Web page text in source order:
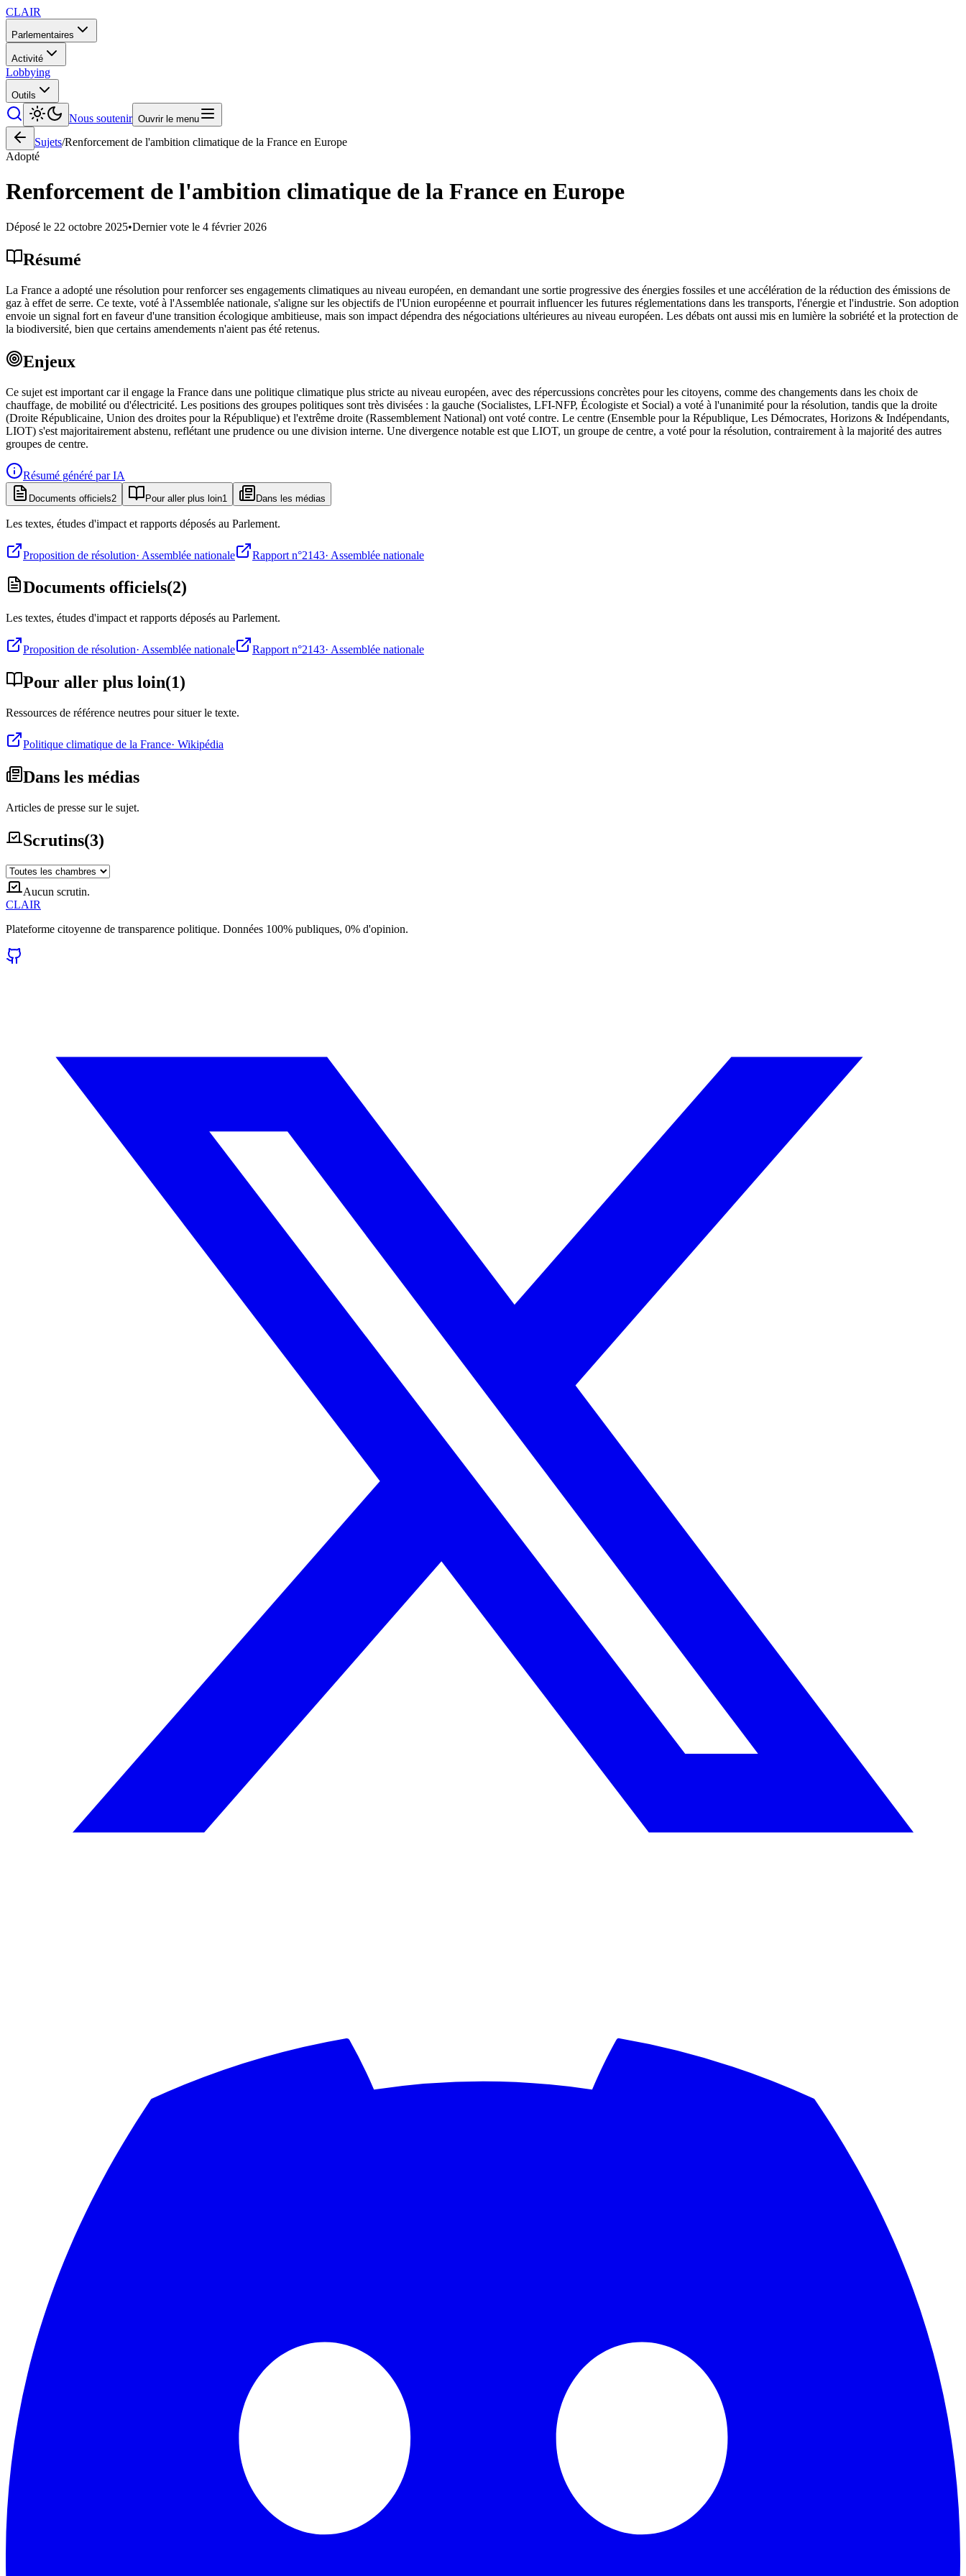
CLAIR
Parlementaires
Activité
Lobbying
Outils
Nous soutenir Ouvrir le menu
Sujets/Renforcement de l'ambition climatique de la France en Europe
Adopté
Renforcement de l'ambition climatique de la France en Europe
Déposé le 22 octobre 2025•Dernier vote le 4 février 2026
Résumé
La France a adopté une résolution pour renforcer ses engagements climatiques au niveau européen, en demandant une sortie progressive des énergies fossiles et une accélération de la réduction des émissions de
gaz à effet de serre. Ce texte, voté à l'Assemblée nationale, s'aligne sur les objectifs de l'Union européenne et pourrait influencer les futures réglementations dans les transports, l'énergie et l'industrie. Son adoption
envoie un signal fort en faveur d'une transition écologique ambitieuse, mais son impact dépendra des négociations ultérieures au niveau européen. Les débats ont aussi mis en lumière la sobriété et la protection de
la biodiversité, bien que certains amendements n'aient pas été retenus.
Enjeux
Ce sujet est important car il engage la France dans une politique climatique plus stricte au niveau européen, avec des répercussions concrètes pour les citoyens, comme des changements dans les choix de
chauffage, de mobilité ou d'électricité. Les positions des groupes politiques sont très divisées : la gauche (Socialistes, LFI-NFP, Écologiste et Social) a voté à l'unanimité pour la résolution, tandis que la droite
(Droite Républicaine, Union des droites pour la République) et l'extrême droite (Rassemblement National) ont voté contre. Le centre (Ensemble pour la République, Les Démocrates, Horizons & Indépendants,
LIOT) s'est majoritairement abstenu, reflétant une prudence ou une division interne. Une divergence notable est que LIOT, un groupe de centre, a voté pour la résolution, contrairement à la majorité des autres
groupes de centre.
Résumé généré par IA
Documents officiels2 Pour aller plus loin1 Dans les médias
Les textes, études d'impact et rapports déposés au Parlement.
Proposition de résolution· Assemblée nationale Rapport n°2143· Assemblée nationale
Documents officiels(2)
Les textes, études d'impact et rapports déposés au Parlement.
Proposition de résolution· Assemblée nationale Rapport n°2143· Assemblée nationale
Pour aller plus loin(1)
Ressources de référence neutres pour situer le texte.
Politique climatique de la France· Wikipédia
Dans les médias
Articles de presse sur le sujet.
Scrutins(3)
Aucun scrutin.
CLAIR
Plateforme citoyenne de transparence politique. Données 100% publiques, 0% d'opinion.